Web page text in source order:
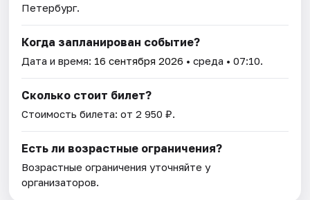
Петербург.
Когда запланирован событие?
Дата и время: 16 сентября 2026 • среда • 07:10.
Сколько стоит билет?
Стоимость билета: от 2 950 ₽.
Есть ли возрастные ограничения?
Возрастные ограничения уточняйте у
организаторов.